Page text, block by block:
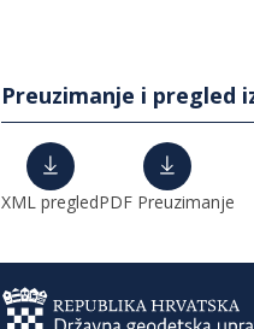
Preuzimanje i pregled
XML pregledPDF Preuzimanje